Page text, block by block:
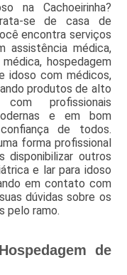
na Cachoeirinha?
se de casa de
encontra serviços
assistência médica,
hospedagem
idoso com médicos,
produtos de alto
profissionais
e em bom
de todos.
forma profissional
disponibilizar outros
e lar para idoso
em contato com
dúvidas sobre os
pelo ramo.
de